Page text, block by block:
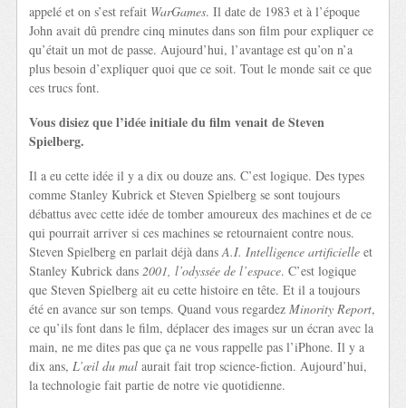
appelé et on s’est refait WarGames. Il date de 1983 et à l’époque
John avait dû prendre cinq minutes dans son film pour expliquer ce
qu’était un mot de passe. Aujourd’hui, l’avantage est qu’on n’a
plus besoin d’expliquer quoi que ce soit. Tout le monde sait ce que
ces trucs font.
Vous disiez que l’idée initiale du film venait de Steven
Spielberg.
Il a eu cette idée il y a dix ou douze ans. C’est logique. Des types
comme Stanley Kubrick et Steven Spielberg se sont toujours
débattus avec cette idée de tomber amoureux des machines et de ce
qui pourrait arriver si ces machines se retournaient contre nous.
Steven Spielberg en parlait déjà dansA.I. Intelligence artificielle et
Stanley Kubrick dans2001, l’odyssée de l’espace. C’est logique
que Steven Spielberg ait eu cette histoire en tête. Et il a toujours
été en avance sur son temps. Quand vous regardezMinority Report,
ce qu’ils font dans le film, déplacer des images sur un écran avec la
main, ne me dites pas que ça ne vous rappelle pas l’iPhone. Il y a
dix ans,L’œil du mal aurait fait trop science-fiction. Aujourd’hui,
la technologie fait partie de notre vie quotidienne.